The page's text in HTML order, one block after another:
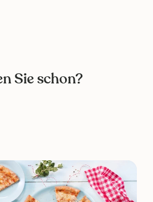
Sie schon?